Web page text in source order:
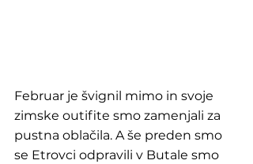
Februar je švignil mimo in svoje
zimske outifite smo zamenjali za
pustna oblačila. A še preden smo
se Etrovci odpravili v Butale smo